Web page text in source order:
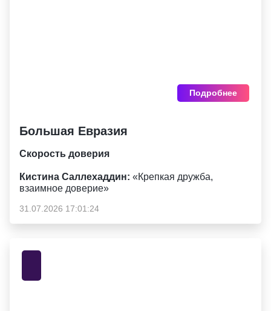
Подробнее
Большая Евразия
Скорость доверия
Кистина Саллехаддин: «Крепкая дружба,
взаимное доверие»
31.07.2026 17:01:24